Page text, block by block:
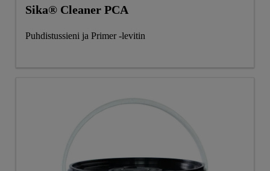
Sika® Cleaner PCA
Puhdistussieni ja Primer -levitin